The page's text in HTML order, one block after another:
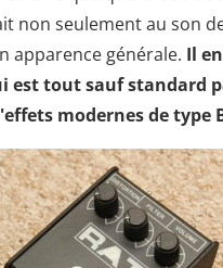
non seulement au son
apparence générale. Il
est tout sauf standard
modernes de type